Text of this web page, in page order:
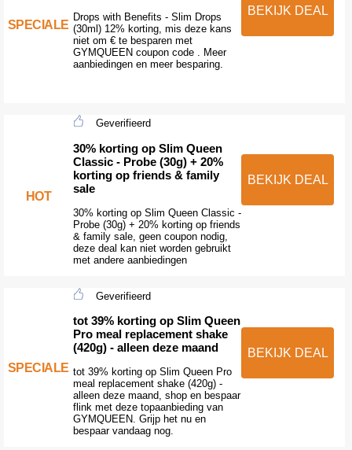
SPECIALE
Drops with Benefits - Slim Drops
(30ml) 12% korting, mis deze kans
niet om € te besparen met
GYMQUEEN coupon code . Meer
aanbiedingen en meer besparing.
BEKIJK DEAL
HOT
Geverifieerd
30% korting op Slim Queen
Classic - Probe (30g) + 20%
korting op friends & family
sale
30% korting op Slim Queen Classic -
Probe (30g) + 20% korting op friends
& family sale, geen coupon nodig,
deze deal kan niet worden gebruikt
met andere aanbiedingen
BEKIJK DEAL
SPECIALE
Geverifieerd
tot 39% korting op Slim Queen
Pro meal replacement shake
(420g) - alleen deze maand
tot 39% korting op Slim Queen Pro
meal replacement shake (420g) -
alleen deze maand, shop en bespaar
flink met deze topaanbieding van
GYMQUEEN. Grijp het nu en
bespaar vandaag nog.
BEKIJK DEAL